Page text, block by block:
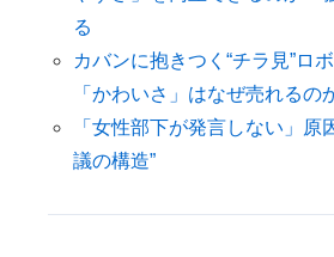
る
カバンに抱きつく“チラ見”ロ
「かわいさ」はなぜ売れるの
「女性部下が発言しない」
議の構造”